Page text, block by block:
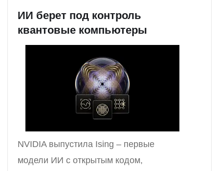
ИИ берет под контроль
квантовые компьютеры
NVIDIA выпустила Ising – первые
модели ИИ с открытым кодом,